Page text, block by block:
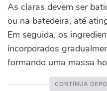
As claras devem ser
ou na batedeira, até
Em seguida, os
incorporados
formando uma massa